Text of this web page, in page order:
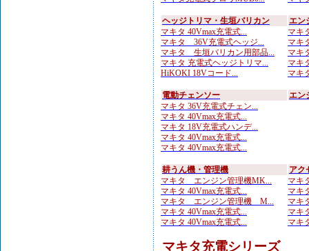
ヘッジトリマ・生垣バリカン
マキタ 40Vmax充電式...
マキタ 36V充電式ヘッジ...
マキタ 生垣バリカン用部品...
マキタ 充電式ヘッジトリマ...
HiKOKI 18Vコード...
エン
マキ
マキ
マキ
マキ
マキ
電動チェンソー
マキタ 36V充電式チェン...
マキタ 40Vmax充電式...
マキタ 18V充電式ハンデ...
マキタ 40Vmax充電式...
マキタ 40Vmax充電式...
エン
耕うん機・管理機
マキタ エンジン管理機MK...
マキタ 40Vmax充電式...
マキタ エンジン管理機 M...
マキタ 40Vmax充電式...
マキタ 40Vmax充電式...
アク
マキ
マキ
マキ
マキ
マキ
マキタ充電シリーズ